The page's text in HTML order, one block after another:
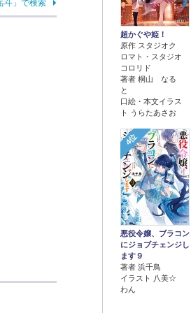
超かぐや姫！
原作 スタジオク
ロマト・スタジオ
コロリド
著者 桐山 なる
と
口絵・本文イラス
ト うらたあさお
4位
悪役令嬢、ブラコン
にジョブチェンジし
ます９
著者 浜千鳥
イラスト 八美☆
わん
斗」で検索